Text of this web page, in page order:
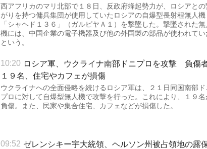
西アフリカのマリ北部で１８日、反政府蜂起勢力が、ロシアとの
がりを持つ傭兵集団が使用していたロシアの自爆型長射程無人機
「シャヘド１３６」（ガルピヤＡ１）を撃墜した。撃墜された無
機には、中国企業の電子機器及び他の外国製の部品が使われてい
という。
10:20 ロシア軍、ウクライナ南部ドニプロを攻撃 負傷
１９名、住宅やカフェが損傷
ウクライナへの全面侵略を続けるロシア軍は、２１日同国南部ド
プロに対して自爆型無人機で攻撃を行った。これにより、１９名
負傷。また、民家や集合住宅、カフェなどが損傷した。
09:52 ゼレンシキー宇大統領、ヘルソン州被占領地の露